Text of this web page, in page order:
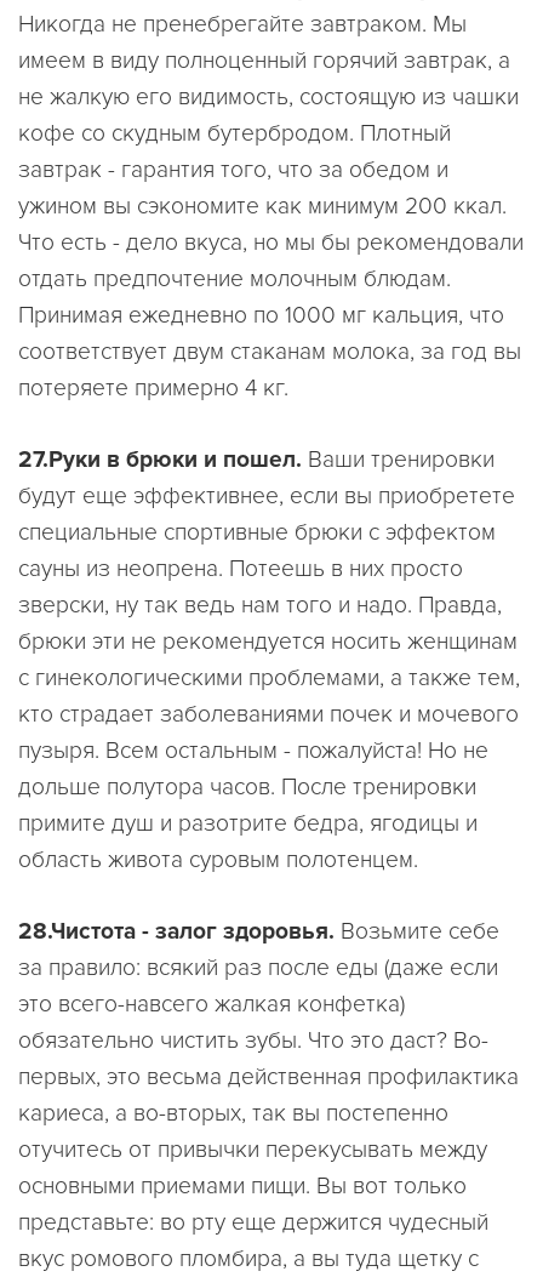
Никогда не пренебрегайте завтраком. Мы
имеем в виду полноценный горячий завтрак, а
не жалкую его видимость, состоящую из чашки
кофе со скудным бутербродом. Плотный
завтрак - гарантия того, что за обедом и
ужином вы сэкономите как минимум 200 ккал.
Что есть - дело вкуса, но мы бы рекомендовали
отдать предпочтение молочным блюдам.
Принимая ежедневно по 1000 мг кальция, что
соответствует двум стаканам молока, за год вы
потеряете примерно 4 кг.
27.Руки в брюки и пошел. Ваши тренировки
будут еще эффективнее, если вы приобретете
специальные спортивные брюки с эффектом
сауны из неопрена. Потеешь в них просто
зверски, ну так ведь нам того и надо. Правда,
брюки эти не рекомендуется носить женщинам
с гинекологическими проблемами, а также тем,
кто страдает заболеваниями почек и мочевого
пузыря. Всем остальным - пожалуйста! Но не
дольше полутора часов. После тренировки
примите душ и разотрите бедра, ягодицы и
область живота суровым полотенцем.
28.Чистота - залог здоровья. Возьмите себе
за правило: всякий раз после еды (даже если
это всего-навсего жалкая конфетка)
обязательно чистить зубы. Что это даст? Во-
первых, это весьма действенная профилактика
кариеса, а во-вторых, так вы постепенно
отучитесь от привычки перекусывать между
основными приемами пищи. Вы вот только
представьте: во рту еще держится чудесный
вкус ромового пломбира, а вы туда щетку с